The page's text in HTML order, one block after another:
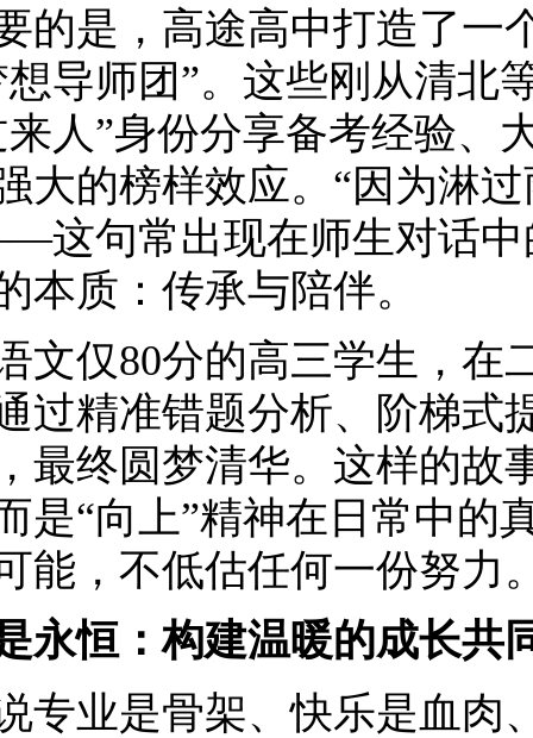
的是，高途高中打造了一
想导师团”。这些刚从清北
来人”身份分享备考经验、
大的榜样效应。“因为淋
这句常出现在师生对话中
本质：传承与陪伴。
文仅80分的高三学生，在
过精准错题分析、阶梯式
最终圆梦清华。这样的故
是“向上”精神在日常中的
能，不低估任何一份努力
永恒：构建温暖的成长共
专业是骨架、快乐是血肉